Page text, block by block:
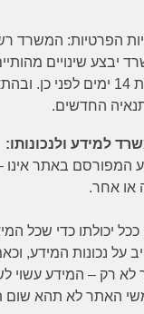
הפרטיות: המשרד
יבצע שינויים
בעמוד הבית לפחות 14
החדשים.
למידע ולנכונותו:
המפורסם באתר אינו
או אחר.
יכולתו כדי שכל
על נכונות המידע,
לא רק – המידע עשוי
האתר לא תהא שום